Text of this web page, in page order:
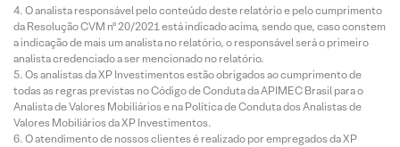
O analista responsável pelo conteúdo deste relatório e pelo cumprimento
da Resolução CVM nº 20/2021 está indicado acima, sendo que, caso constem
a indicação de mais um analista no relatório, o responsável será o primeiro
analista credenciado a ser mencionado no relatório.
Os analistas da XP Investimentos estão obrigados ao cumprimento de
todas as regras previstas no Código de Conduta da APIMEC Brasil para o
Analista de Valores Mobiliários e na Política de Conduta dos Analistas de
Valores Mobiliários da XP Investimentos.
O atendimento de nossos clientes é realizado por empregados da XP